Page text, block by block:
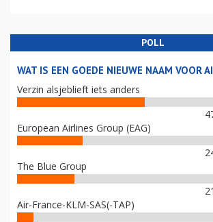
POLL
WAT IS EEN GOEDE NIEUWE NAAM VOOR
Verzin alsjeblieft iets anders
European Airlines Group (EAG)
The Blue Group
Air-France-KLM-SAS(-TAP)